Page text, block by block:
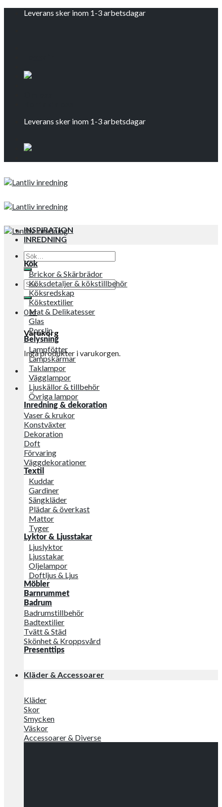
Leverans sker inom 1-3 arbetsdagar
Leverans sker inom 1-3 arbetsdagar
Sök
efter:
Sök
efter:
0kr
Varukorg
Inga produkter i varukorgen.
INSPIRATION
INREDNING
Kök
Brickor & Skärbrädor
Köksdetaljer & kökstillbehör
Köksredskap
Kökstextilier
Mat & Delikatesser
Glas
Porslin
Belysning
Lampfötter
Lampskärmar
Taklampor
Vägglampor
Ljuskällor & tillbehör
Övriga lampor
Inredning & dekoration
Vaser & krukor
Konstväxter
Dekoration
Doft
Förvaring
Väggdekorationer
Textil
Kuddar
Gardiner
Sängkläder
Plädar & överkast
Mattor
Tyger
Lyktor & Ljusstakar
Ljuslyktor
Ljusstakar
Oljelampor
Doftljus & Ljus
Möbler
Barnrummet
Badrum
Badrumstillbehör
Badtextilier
Tvätt & Städ
Skönhet & Kroppsvård
Presenttips
Kläder & Accessoarer
Kläder
Skor
Smycken
Väskor
Accessoarer & Diverse